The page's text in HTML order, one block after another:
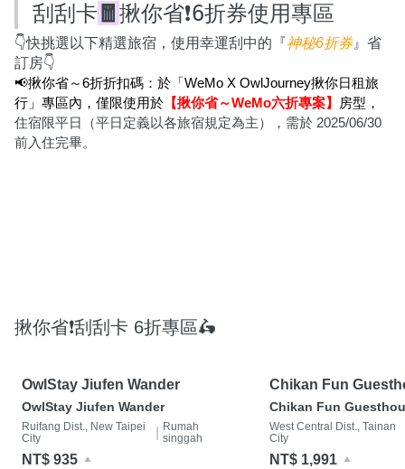
刮刮卡 🧧 揪你省❗️6折券使用專區
👇快挑選以下精選旅宿，使用幸運刮中的『神秘6折券』省
訂房👇
📢揪你省～6折折扣碼：於「WeMo X OwlJourney揪你日租旅
行」專區內，僅限使用於 【揪你省～WeMo六折專案】 房型，
住宿限平日（平日定義以各旅宿規定為主）
，需於 2025/06/30
前入住完畢。
揪你省❗️刮刮卡 6折專區🛵
OwlStay Jiufen Wander
OwlStay Jiufen Wander
Ruifang Dist., New Taipei
City
Rumah
singgah
NT$ 935
Chikan Fun
Chikan Fun
West Central Dist., Tainan
City
NT$ 1,991